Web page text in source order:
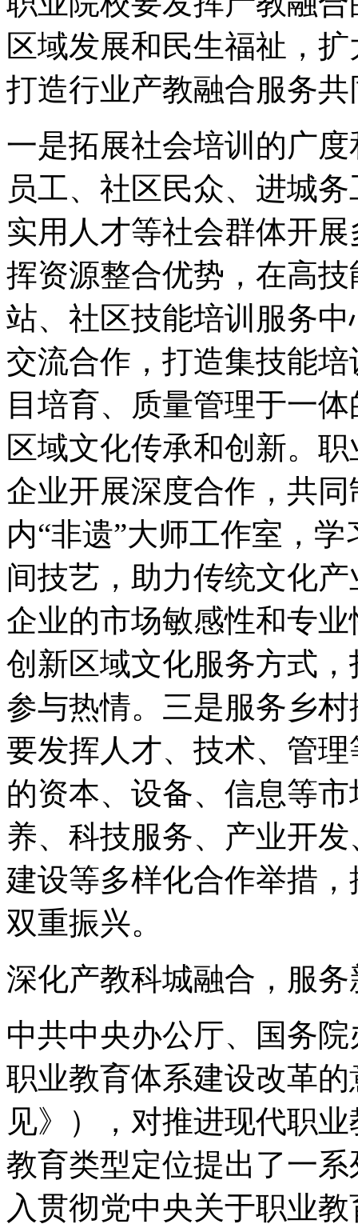
区域发展和民生福祉，
打造行业产教融合服务共
一是拓展社会培训的广
员工、社区民众、进城
实用人才等社会群体开
挥资源整合优势，在高
站、社区技能培训服务
交流合作，打造集技能
目培育、质量管理于一
区域文化传承和创新。
企业开展深度合作，共
内“非遗”大师工作室，
间技艺，助力传统文化
企业的市场敏感性和专
创新区域文化服务方式
参与热情。三是服务乡
要发挥人才、技术、管
的资本、设备、信息等
养、科技服务、产业开
建设等多样化合作举措
双重振兴。
深化产教科城融合，服
中共中央办公厅、国务
职业教育体系建设改革
见》），对推进现代职
教育类型定位提出了一
入贯彻党中央关于职业